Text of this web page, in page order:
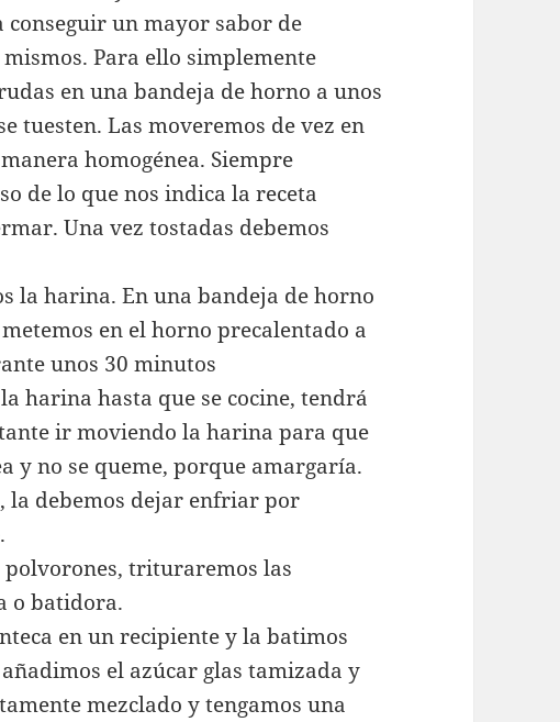
un mayor sabor de
Para ello simplemente
en una bandeja de horno a unos
tuesten. Las moveremos de vez en
homogénea. Siempre
de lo que nos indica la receta
Una vez tostadas debemos
la harina. En una bandeja de horno
en el horno precalentado a
unos 30 minutos
harina hasta que se cocine, tendrá
ir moviendo la harina para que
y no se queme, porque amargaría.
la debemos dejar enfriar por
polvorones, trituraremos las
o batidora.
en un recipiente y la batimos
el azúcar glas tamizada y
mezclado y tengamos una